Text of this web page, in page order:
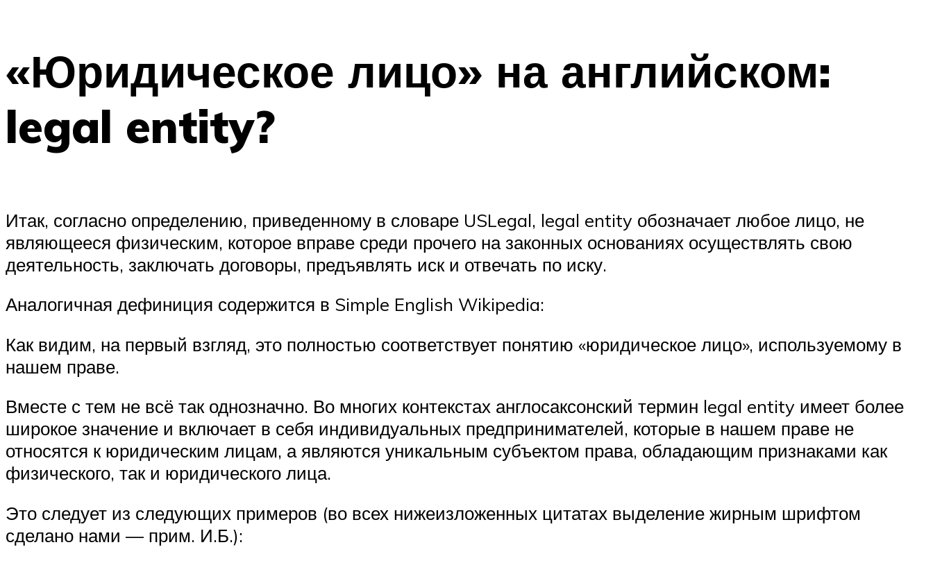
«Юридическое лицо» на английском:
legal entity?
Итак, согласно определению, приведенному в словаре USLegal, legal entity обозначает любое лицо, не
являющееся физическим, которое вправе среди прочего на законных основаниях осуществлять свою
деятельность, заключать договоры, предъявлять иск и отвечать по иску.
Аналогичная дефиниция содержится в Simple English Wikipedia:
Как видим, на первый взгляд, это полностью соответствует понятию «юридическое лицо», используемому в
нашем праве.
Вместе с тем не всё так однозначно. Во многих контекстах англосаксонский термин legal entity имеет более
широкое значение и включает в себя индивидуальных предпринимателей, которые в нашем праве не
относятся к юридическим лицам, а являются уникальным субъектом права, обладающим признаками как
физического, так и юридического лица.
Это следует из следующих примеров (во всех нижеизложенных цитатах выделение жирным шрифтом
сделано нами — прим. И.Б.):